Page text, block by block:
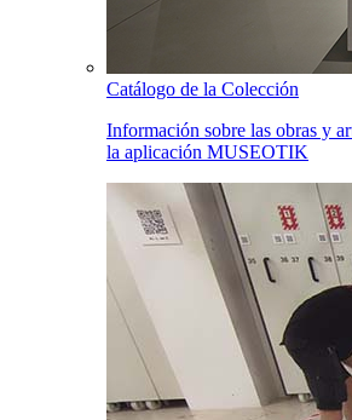
Catálogo de la Colección
Información sobre las obras y
la aplicación MUSEOTIK